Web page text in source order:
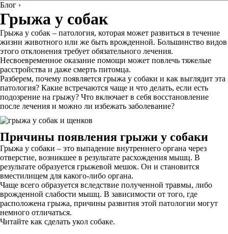
Блог ›
Грыжа у собак
Грыжа у собак – патология, которая может развиться в течение
жизни животного или же быть врожденной. Большинство видов
этого отклонения требует обязательного лечения.
Несвоевременное оказание помощи может повлечь тяжелые
расстройства и даже смерть питомца.
Разберем, почему появляется грыжа у собаки и как выглядит эта
патология? Какие встречаются чаще и что делать, если есть
подозрение на грыжу? Что включает в себя восстановление
после лечения и можно ли избежать заболевание?
Причины появления грыжи у собаки
Грыжа у собаки – это выпадение внутреннего органа через
отверстие, возникшее в результате расхождения мышц. В
результате образуется грыжевой мешок. Он и становится
вместилищем для какого-либо органа.
Чаще всего образуется вследствие полученной травмы, либо
врожденной слабости мышц. В зависимости от того, где
расположена грыжа, причины развития этой патологии могут
немного отличаться.
Читайте как сделать укол собаке.